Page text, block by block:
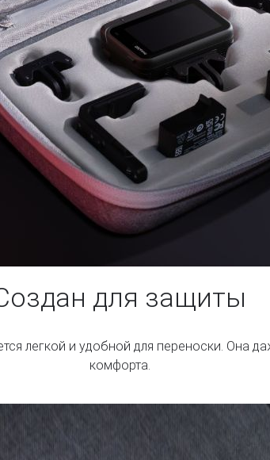
для защиты
легкой и удобной для переноски. Она
комфорта.